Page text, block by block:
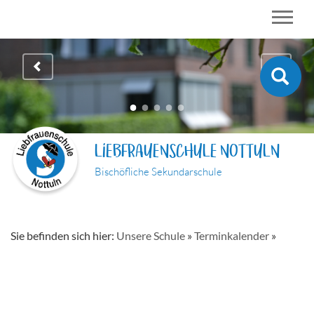
LIEBFRAUENSCHULE NOTTULN
Bischöfliche Sekundarschule
Sie befinden sich hier: Unsere Schule »Terminkalender »